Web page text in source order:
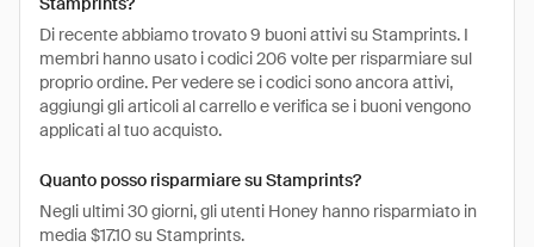
Di recente abbiamo trovato 9 buoni attivi su Stamprints. I
membri hanno usato i codici 206 volte per risparmiare sul
proprio ordine. Per vedere se i codici sono ancora attivi,
aggiungi gli articoli al carrello e verifica se i buoni vengono
applicati al tuo acquisto.
Quanto posso risparmiare su Stamprints?
Negli ultimi 30 giorni, gli utenti Honey hanno risparmiato in
media $17.10 su Stamprints.